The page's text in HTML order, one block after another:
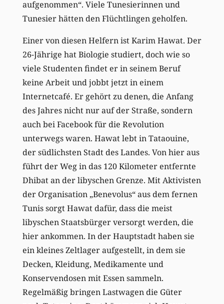
aufgenommen“. Viele Tunesierinnen und
Tunesier hätten den Flüchtlingen geholfen.
Einer von diesen Helfern ist Karim Hawat. Der
26-Jährige hat Biologie studiert, doch wie so
viele Studenten findet er in seinem Beruf
keine Arbeit und jobbt jetzt in einem
Internetcafé. Er gehört zu denen, die Anfang
des Jahres nicht nur auf der Straße, sondern
auch bei Facebook für die Revolution
unterwegs waren. Hawat lebt in Tataouine,
der südlichsten Stadt des Landes. Von hier aus
führt der Weg in das 120 Kilometer entfernte
Dhibat an der libyschen Grenze. Mit Aktivisten
der Organisation „Benevolus“ aus dem fernen
Tunis sorgt Hawat dafür, dass die meist
libyschen Staatsbürger versorgt werden, die
hier ankommen. In der Hauptstadt haben sie
ein kleines Zeltlager aufgestellt, in dem sie
Decken, Kleidung, Medikamente und
Konservendosen mit Essen sammeln.
Regelmäßig bringen Lastwagen die Güter